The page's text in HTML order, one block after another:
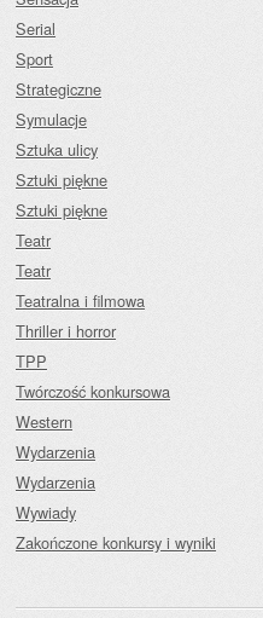
Serial
Sport
Strategiczne
Symulacje
Sztuka ulicy
Sztuki piękne
Sztuki piękne
Teatr
Teatr
Teatralna i filmowa
Thriller i horror
TPP
Twórczość konkursowa
Western
Wydarzenia
Wydarzenia
Wywiady
Zakończone konkursy i wyniki